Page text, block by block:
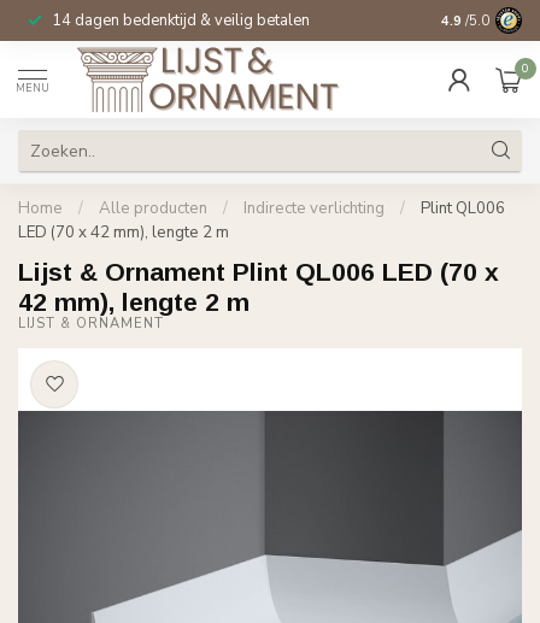
14 dagen bedenktijd & veilig betalen Specialist in
4.9 /5.0
MENU
0
Home / Alle producten / Indirecte verlichting /
Plint QL006
LED (70 x 42 mm), lengte 2 m
Lijst & Ornament Plint QL006 LED (70 x
42 mm), lengte 2 m
LIJST & ORNAMENT